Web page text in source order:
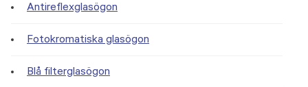
Antireflexglasögon
Fotokromatiska glasögon
Blå filterglasögon